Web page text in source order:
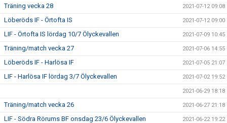
Träning vecka 28 2021-07-12 09:08
Löberöds IF - Örtofta IS 2021-07-12 09:00
LIF - Örtofta IS lördag 10/7 Ölyckevallen 2021-07-09 10:45
Träning/match vecka 27 2021-07-06 14:55
Löberöds IF - Harlösa IF 2021-07-05 21:07
LIF - Harlösa IF lördag 3/7 Ölyckevallen 2021-07-02 19:52
2021-06-29 18:18
Träning/match vecka 26 2021-06-27 21:18
LIF - Södra Rörums BF onsdag 23/6 Ölyckevallen 2021-06-22 19:22